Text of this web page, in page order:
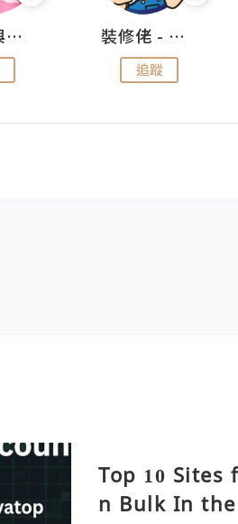
儍媽媽與兩隻小魔怪之家 裝修佬 - 香港一站式網上裝修平台
追蹤
Top 10
n Bulk In